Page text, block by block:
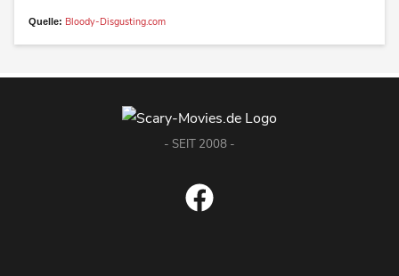
Quelle: Bloody-Disgusting.com
- SEIT 2008 -